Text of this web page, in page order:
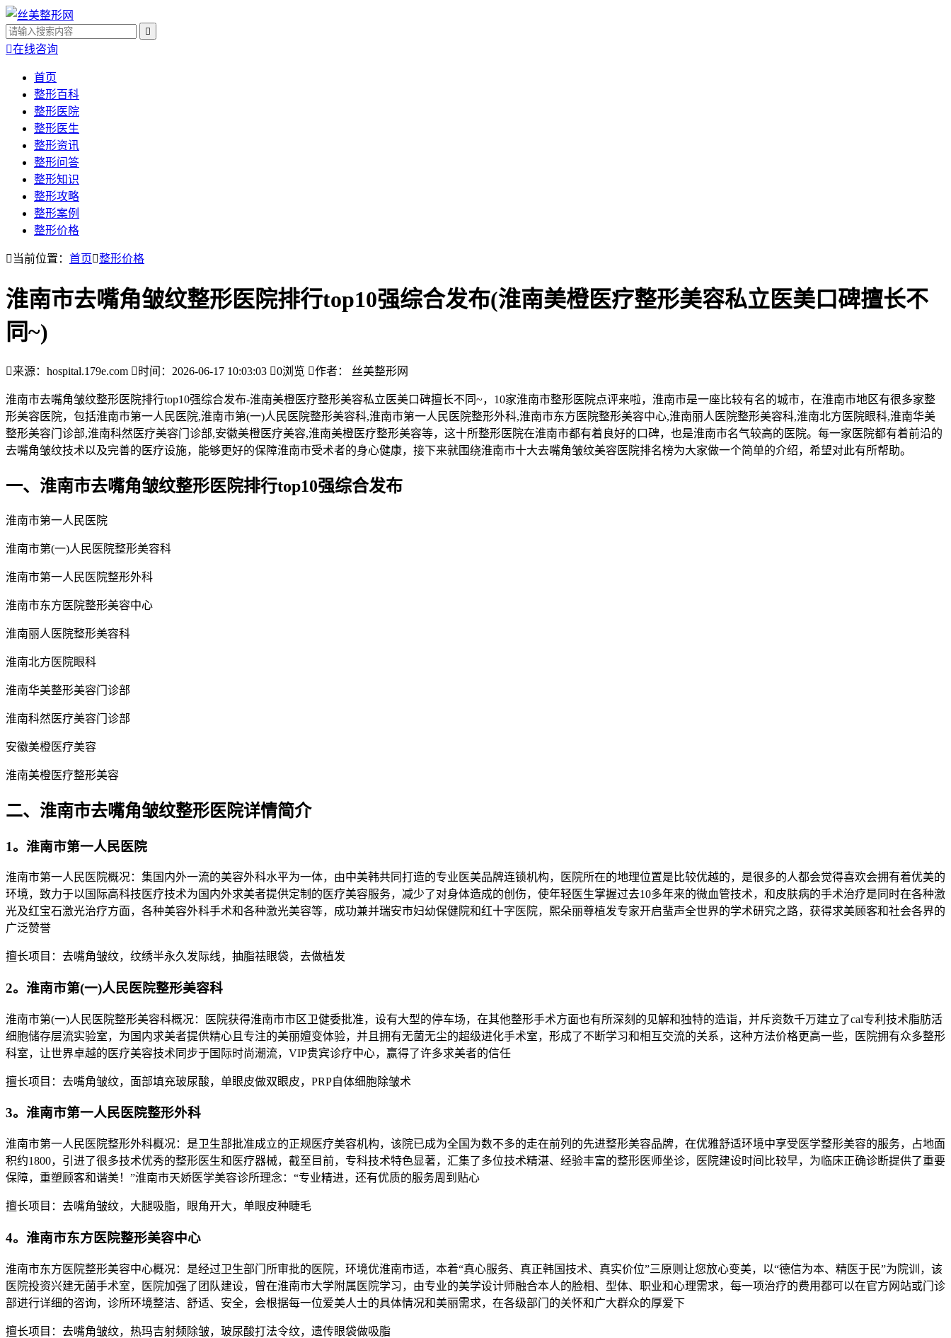

在线咨询
首页
整形百科
整形医院
整形医生
整形资讯
整形问答
整形知识
整形攻略
整形案例
整形价格
 当前位置： 首页整形价格
淮南市去嘴角皱纹整形医院排行top10强综合发布(淮南美橙医疗整形美容私立医美口碑擅长不
同~)
来源：hospital.179e.com  时间：2026-06-17 10:03:03 0浏览 作者： 丝美整形网
淮南市去嘴角皱纹整形医院排行top10强综合发布-淮南美橙医疗整形美容私立医美口碑擅长不同~，10家淮南市整形医院点评来啦，淮南市是一座比较有名的城市，在淮南市地区有很多家整
形美容医院，包括淮南市第一人民医院,淮南市第(一)人民医院整形美容科,淮南市第一人民医院整形外科,淮南市东方医院整形美容中心,淮南丽人医院整形美容科,淮南北方医院眼科,淮南华美
整形美容门诊部,淮南科然医疗美容门诊部,安徽美橙医疗美容,淮南美橙医疗整形美容等，这十所整形医院在淮南市都有着良好的口碑，也是淮南市名气较高的医院。每一家医院都有着前沿的
去嘴角皱纹技术以及完善的医疗设施，能够更好的保障淮南市受术者的身心健康，接下来就围绕淮南市十大去嘴角皱纹美容医院排名榜为大家做一个简单的介绍，希望对此有所帮助。
一、淮南市去嘴角皱纹整形医院排行top10强综合发布
淮南市第一人民医院
淮南市第(一)人民医院整形美容科
淮南市第一人民医院整形外科
淮南市东方医院整形美容中心
淮南丽人医院整形美容科
淮南北方医院眼科
淮南华美整形美容门诊部
淮南科然医疗美容门诊部
安徽美橙医疗美容
淮南美橙医疗整形美容
二、淮南市去嘴角皱纹整形医院详情简介
1。淮南市第一人民医院
淮南市第一人民医院概况：集国内外一流的美容外科水平为一体，由中美韩共同打造的专业医美品牌连锁机构，医院所在的地理位置是比较优越的，是很多的人都会觉得喜欢会拥有着优美的
环境，致力于以国际高科技医疗技术为国内外求美者提供定制的医疗美容服务，减少了对身体造成的创伤，使年轻医生掌握过去10多年来的微血管技术，和皮肤病的手术治疗是同时在各种激
光及红宝石激光治疗方面，各种美容外科手术和各种激光美容等，成功兼并瑞安市妇幼保健院和红十字医院，熙朵丽尊植发专家开启蜚声全世界的学术研究之路，获得求美顾客和社会各界的
广泛赞誉
擅长项目：去嘴角皱纹，纹绣半永久发际线，抽脂祛眼袋，去做植发
2。淮南市第(一)人民医院整形美容科
淮南市第(一)人民医院整形美容科概况：医院获得淮南市市区卫健委批准，设有大型的停车场，在其他整形手术方面也有所深刻的见解和独特的造诣，并斥资数千万建立了cal专利技术脂肪活
细胞储存层流实验室，为国内求美者提供精心且专注的美丽嬗变体验，并且拥有无菌无尘的超级进化手术室，形成了不断学习和相互交流的关系，这种方法价格更高一些，医院拥有众多整形
科室，让世界卓越的医疗美容技术同步于国际时尚潮流，VIP贵宾诊疗中心，赢得了许多求美者的信任
擅长项目：去嘴角皱纹，面部填充玻尿酸，单眼皮做双眼皮，PRP自体细胞除皱术
3。淮南市第一人民医院整形外科
淮南市第一人民医院整形外科概况：是卫生部批准成立的正规医疗美容机构，该院已成为全国为数不多的走在前列的先进整形美容品牌，在优雅舒适环境中享受医学整形美容的服务，占地面
积约1800，引进了很多技术优秀的整形医生和医疗器械，截至目前，专科技术特色显著，汇集了多位技术精湛、经验丰富的整形医师坐诊，医院建设时间比较早，为临床正确诊断提供了重要
保障，重塑顾客和谐美！”淮南市天娇医学美容诊所理念：“专业精进，还有优质的服务周到贴心
擅长项目：去嘴角皱纹，大腿吸脂，眼角开大，单眼皮种睫毛
4。淮南市东方医院整形美容中心
淮南市东方医院整形美容中心概况：是经过卫生部门所审批的医院，环境优淮南市适，本着“真心服务、真正韩国技术、真实价位”三原则让您放心变美，以“德信为本、精医于民”为院训，该
医院投资兴建无菌手术室，医院加强了团队建设，曾在淮南市大学附属医院学习，由专业的美学设计师融合本人的脸相、型体、职业和心理需求，每一项治疗的费用都可以在官方网站或门诊
部进行详细的咨询，诊所环境整洁、舒适、安全，会根据每一位爱美人士的具体情况和美丽需求，在各级部门的关怀和广大群众的厚爱下
擅长项目：去嘴角皱纹，热玛吉射频除皱，玻尿酸打法令纹，遗传眼袋做吸脂